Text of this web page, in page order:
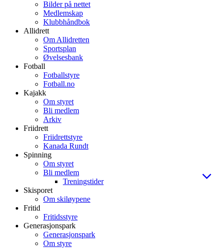
Bilder på nettet
Medlemskap
Klubbhåndbok
Allidrett
Om Allidretten
Sportsplan
Øvelsesbank
Fotball
Fotballstyre
Fotball.no
Kajakk
Om styret
Bli medlem
Arkiv
Friidrett
Friidrettstyre
Kanada Rundt
Spinning
Om styret
Bli medlem
Treningstider
Skisporet
Om skiløypene
Fritid
Fritidsstyre
Generasjonspark
Generasjonspark
Om styre